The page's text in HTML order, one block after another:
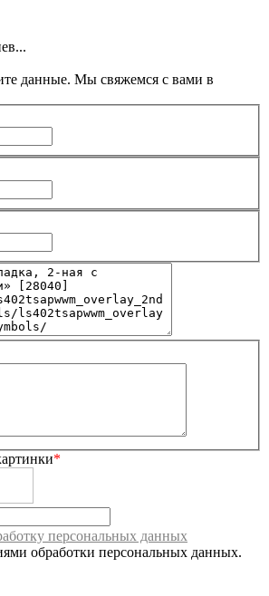
данные. Мы свяжемся с вами в
*
персональных данных
обработки персональных данных.